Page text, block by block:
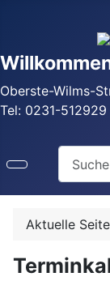
Oberste-Wilms-
Tel: 0231-
Aktuelle